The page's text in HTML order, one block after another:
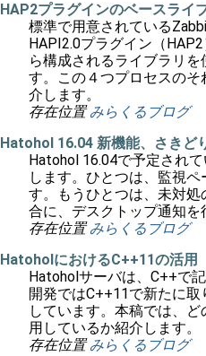
HAP2プラグインのベースライ
標準で用意されている
HAPI2.0プラグイン（
ら構成されるライブラリを
す。この４つプロセスの
介します。
存在位置 みらくるブログ
Hatohol 16.04 新機能、さきど
Hatohol 16.04で予定され
します。ひとつは、監視
す。もうひとつは、未対
合に、デスクトップ通知を
存在位置 みらくるブログ
HatoholにおけるC++11の活用
Hatoholサーバは、C++で
開発ではC++11で新たに
しています。本稿では、
用しているか紹介します。
存在位置 みらくるブログ